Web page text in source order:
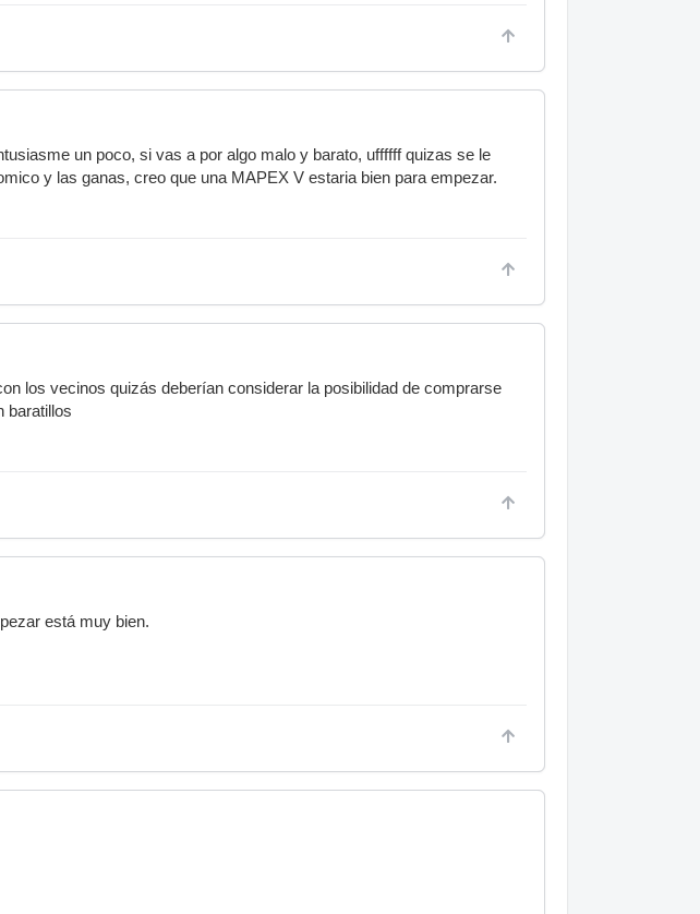
un poco, si vas a por algo malo y barato, uffffff quizas se le
y las ganas, creo que una MAPEX V estaria bien para empezar.
los vecinos quizás deberían considerar la posibilidad de comprarse
baratillos
está muy bien.